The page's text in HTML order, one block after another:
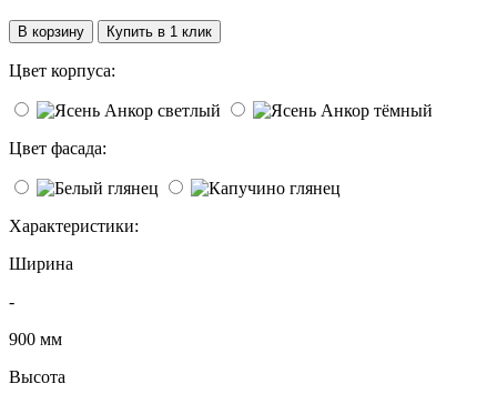
В корзину Купить в 1 клик
Цвет корпуса:
Цвет фасада:
Характеристики:
Ширина
-
900 мм
Высота